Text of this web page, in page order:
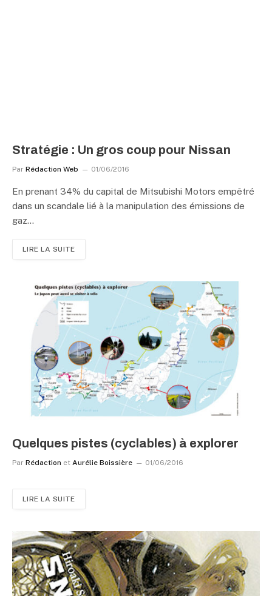
Stratégie : Un gros coup pour Nissan
Par Rédaction Web 01/06/2016
En prenant 34% du capital de Mitsubishi Motors empêtré
dans un scandale lié à la manipulation des émissions de
gaz…
LIRE LA SUITE
Quelques pistes (cyclables) à explorer
Par Rédaction et Aurélie Boissière 01/06/2016
LIRE LA SUITE